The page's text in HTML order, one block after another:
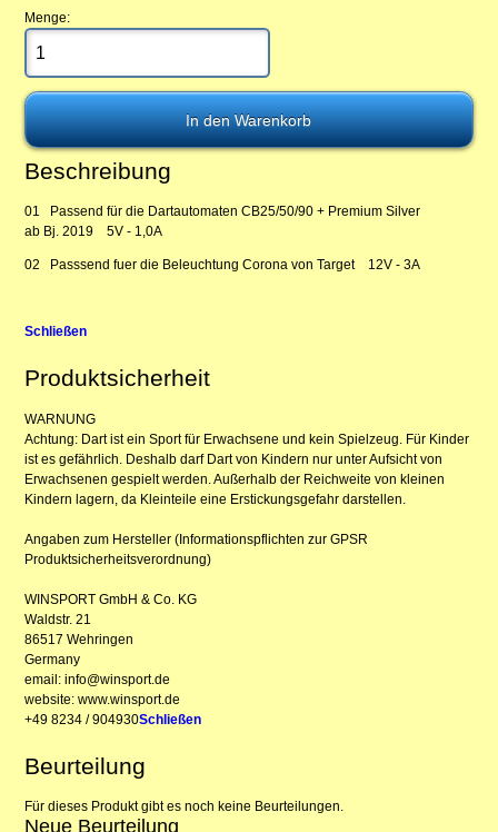
Menge:
Beschreibung
01 Passend für die Dartautomaten CB25/50/90 + Premium Silver
ab Bj. 2019 5V - 1,0A
02 Passsend fuer die Beleuchtung Corona von Target 12V - 3A
Schließen
Produktsicherheit
WARNUNG
Achtung: Dart ist ein Sport für Erwachsene und kein Spielzeug. Für Kinder
ist es gefährlich. Deshalb darf Dart von Kindern nur unter Aufsicht von
Erwachsenen gespielt werden. Außerhalb der Reichweite von kleinen
Kindern lagern, da Kleinteile eine Erstickungsgefahr darstellen.
Angaben zum Hersteller (Informationspflichten zur GPSR
Produktsicherheitsverordnung)
WINSPORT GmbH & Co. KG
Waldstr. 21
86517 Wehringen
Germany
email: info@winsport.de
website: www.winsport.de
+49 8234 / 904930Schließen
Beurteilung
Für dieses Produkt gibt es noch keine Beurteilungen.
Neue Beurteilung